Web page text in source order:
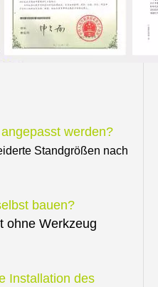
werden?
Standgrößen nach
bauen?
ohne Werkzeug
Installation des